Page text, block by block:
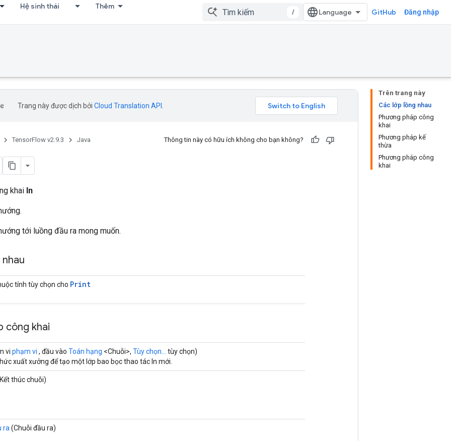
Hệ sinh thái Thêm
/ GitHub Đăng nhập
Trên trang này
Các lớp lồng nhau
Phương pháp công
khai
Phương pháp kế
thừa
Phương pháp công
khai
Trang này được dịch bởi Cloud Translation API
TensorFlow v2.9.3 Java Thông tin này có hữu ích không cho bạn không?
khai In
tới luồng đầu ra mong muốn.
tính tùy chọn cho Print
công khai
vi phạm vi , đầu vào Toán hạng <Chuỗi>, Tùy chọn...
tùy chọn)
xuất xưởng để tạo một lớp bao bọc thao tác In mới.
thúc chuỗi)
ra (Chuỗi đầu ra)